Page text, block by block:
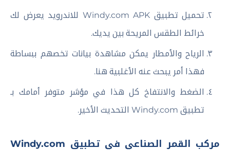
تحميل تطبيق Windy.com APK للاندرويد يعرض لك
خرائط الطقس المريحة بين يديك.
الرياح والأمطار يمكن مشاهدة بيانات تخصهم ببساطة
فهذا أمر يبحث عنه الأغلبية هنا.
الضغط والانتفاخ كل هذا في مؤشر متوفر أمامك بـ
تطبيق Windy.com التحديث الأخير.
مركب القمر الصناعي في تطبيق Windy.com